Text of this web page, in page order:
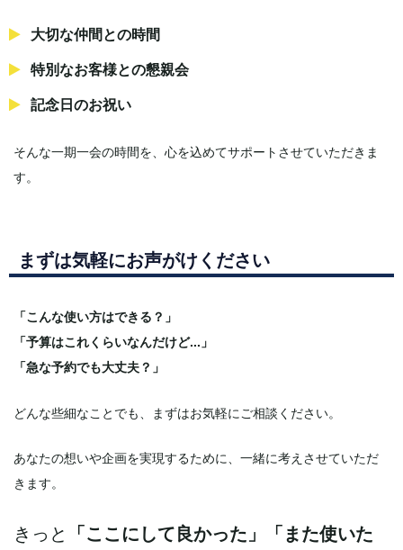
大切な仲間との時間
特別なお客様との懇親会
記念日のお祝い
そんな一期一会の時間を、心を込めてサポートさせていただきま
す。
まずは気軽にお声がけください
「こんな使い方はできる？」
「予算はこれくらいなんだけど...」
「急な予約でも大丈夫？」
どんな些細なことでも、まずはお気軽にご相談ください。
あなたの想いや企画を実現するために、一緒に考えさせていただ
きます。
きっと
「ここにして良かった」「また使いた